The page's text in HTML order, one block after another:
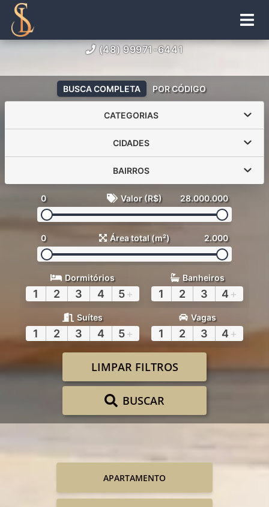
(48) 99971-6441
BUSCA COMPLETA POR CÓDIGO
CATEGORIAS
CIDADES
BAIRROS
0 Valor (R$) 28.000.000
0 Área total (m²) 2.000
Dormitórios
1 2 3 4 5+
Banheiros
1 2 3 4 +
Suítes
1 2 3 4 5+
Vagas
1 2 3 4 +
LIMPAR FILTROS
BUSCAR
APARTAMENTO